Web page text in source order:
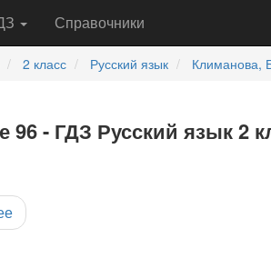
Справочники
2 класс Русский язык Климанова,
96 - ГДЗ Русский язык 2